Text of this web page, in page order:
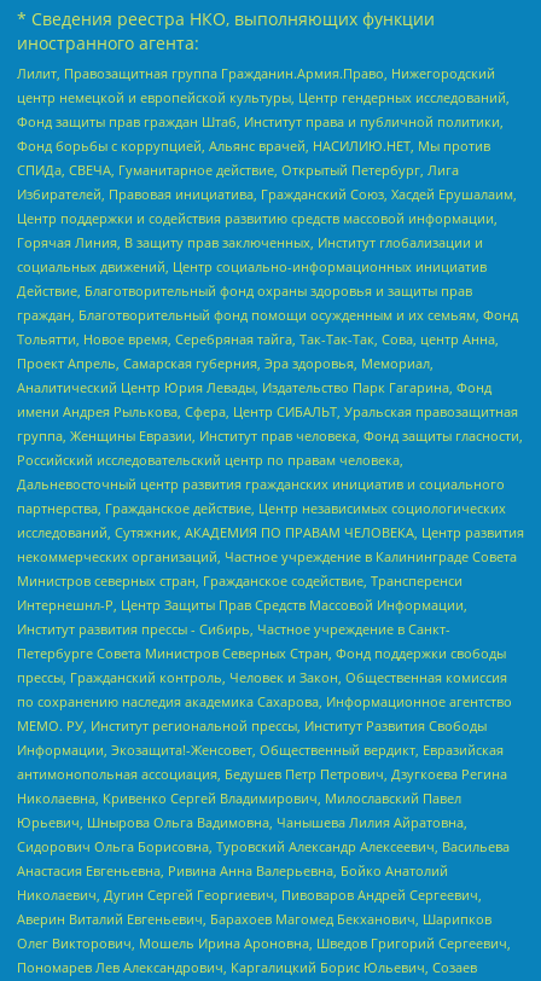
* Сведения реестра НКО, выполняющих функции
иностранного агента:
Лилит, Правозащитная группа Гражданин.Армия.Право, Нижегородский
центр немецкой и европейской культуры, Центр гендерных исследований,
Фонд защиты прав граждан Штаб, Институт права и публичной политики,
Фонд борьбы с коррупцией, Альянс врачей, НАСИЛИЮ.НЕТ, Мы против
СПИДа, СВЕЧА, Гуманитарное действие, Открытый Петербург, Лига
Избирателей, Правовая инициатива, Гражданский Союз, Хасдей Ерушалаим,
Центр поддержки и содействия развитию средств массовой информации,
Горячая Линия, В защиту прав заключенных, Институт глобализации и
социальных движений, Центр социально-информационных инициатив
Действие, Благотворительный фонд охраны здоровья и защиты прав
граждан, Благотворительный фонд помощи осужденным и их семьям, Фонд
Тольятти, Новое время, Серебряная тайга, Так-Так-Так, Сова, центр Анна,
Проект Апрель, Самарская губерния, Эра здоровья, Мемориал,
Аналитический Центр Юрия Левады, Издательство Парк Гагарина, Фонд
имени Андрея Рылькова, Сфера, Центр СИБАЛЬТ, Уральская правозащитная
группа, Женщины Евразии, Институт прав человека, Фонд защиты гласности,
Российский исследовательский центр по правам человека,
Дальневосточный центр развития гражданских инициатив и социального
партнерства, Гражданское действие, Центр независимых социологических
исследований, Сутяжник, АКАДЕМИЯ ПО ПРАВАМ ЧЕЛОВЕКА, Центр развития
некоммерческих организаций, Частное учреждение в Калининграде Совета
Министров северных стран, Гражданское содействие, Трансперенси
Интернешнл-Р, Центр Защиты Прав Средств Массовой Информации,
Институт развития прессы - Сибирь, Частное учреждение в Санкт-
Петербурге Совета Министров Северных Стран, Фонд поддержки свободы
прессы, Гражданский контроль, Человек и Закон, Общественная комиссия
по сохранению наследия академика Сахарова, Информационное агентство
МЕМО. РУ, Институт региональной прессы, Институт Развития Свободы
Информации, Экозащита!-Женсовет, Общественный вердикт, Евразийская
антимонопольная ассоциация, Бедушев Петр Петрович, Дзугкоева Регина
Николаевна, Кривенко Сергей Владимирович, Милославский Павел
Юрьевич, Шнырова Ольга Вадимовна, Чанышева Лилия Айратовна,
Сидорович Ольга Борисовна, Туровский Александр Алексеевич, Васильева
Анастасия Евгеньевна, Ривина Анна Валерьевна, Бойко Анатолий
Николаевич, Дугин Сергей Георгиевич, Пивоваров Андрей Сергеевич,
Аверин Виталий Евгеньевич, Барахоев Магомед Бекханович, Шарипков
Олег Викторович, Мошель Ирина Ароновна, Шведов Григорий Сергеевич,
Пономарев Лев Александрович, Каргалицкий Борис Юльевич, Созаев